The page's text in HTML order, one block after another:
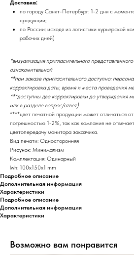
Доставка:
по городу Санкт-Петербург: 1-2 дня с
продукции;
по России: исходя из логистики курьерской
рабочих дней)
*визуализация пригласительного
ознакомительной
**при заказе пригласительного доступно:
корректировка даты, время и места проведения
***доступны две корректировки до утверждения
или в разделе вопрос/ответ)
****цвет печатной продукции может отличаться
погрешностью 1-2%, так как компания не
цветопередачу монитора заказчика.
Вид печати: Односторонняя
Рисунок: Минимализм
Комплектация: Одинарный
lwh: 100x150x1 mm
Подробное описание
Дополнительная информация
Характеристики
Подробное описание
Дополнительная информация
Характеристики
Возможно вам понравится